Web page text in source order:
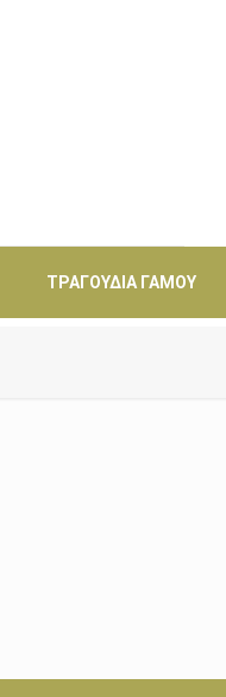
ΤΡΑΓΟΎΔΙΑ ΓΆΜΟΥ